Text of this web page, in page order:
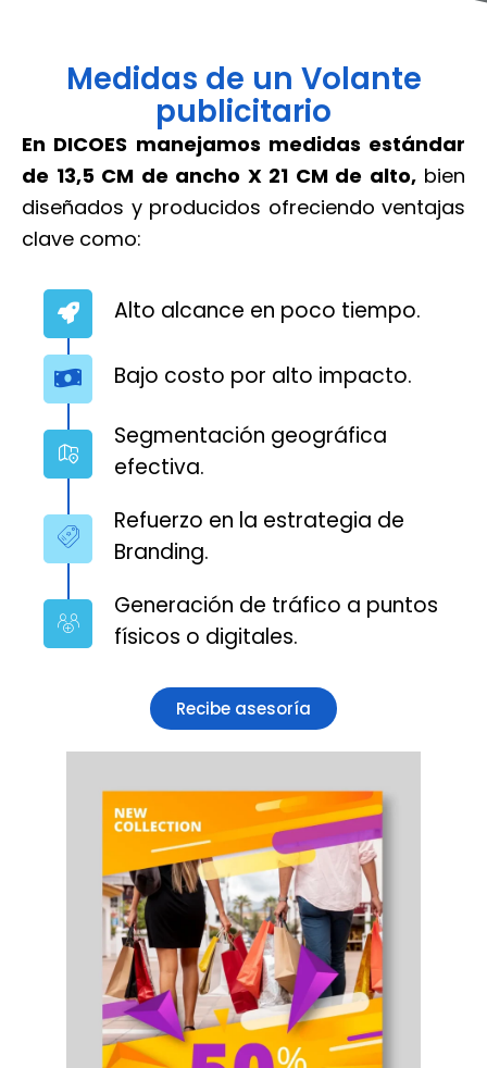
Medidas de un Volante
publicitario
En DICOES manejamos medidas estándar
de 13,5 CM de ancho X 21 CM de alto,bien
diseñados y producidos ofreciendo ventajas
clave como:
Alto alcance en poco tiempo.
Bajo costo por alto impacto.
Segmentación geográfica
efectiva.
Refuerzo en la estrategia de
Branding.
Generación de tráfico a puntos
físicos o digitales.
Recibe asesoría